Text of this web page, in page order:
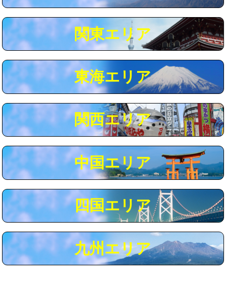
マス交換（深さ50㎝以上） 66,000円
コンクリート斫り（厚さ10㎝まで） 27,500円
コンクリート斫り（厚さ10㎝超え） 38,500円
モルタル補修（厚さ10㎝まで） 27,500円
モルタル補修（厚さ10㎝超え） 38,500円
追加人工 16,500円
現場見積
※給水管工事は20mmまでの価格です。
関東エリア
東海エリア
関西エリア
中国エリア
四国エリア
九州エリア